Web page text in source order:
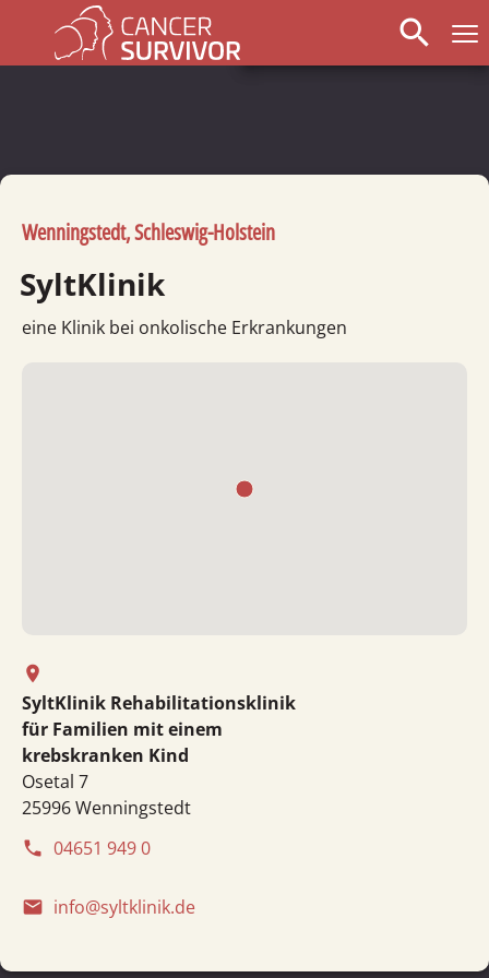
search
Wenningstedt, Schleswig-Holstein
SyltKlinik
eine Klinik bei onkolische Erkrankungen
place
SyltKlinik Rehabilitationsklinik
für Familien mit einem
krebskranken Kind
Osetal 7
25996 Wenningstedt
phone 04651 949 0
email info@syltklinik.de